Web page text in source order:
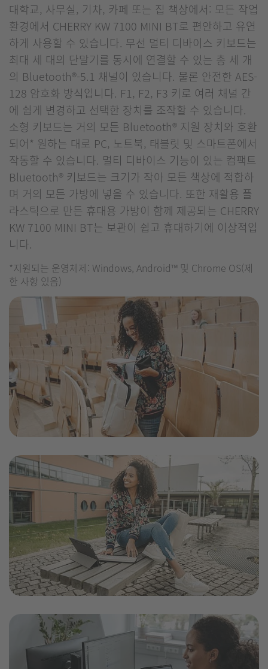
대학교, 사무실, 기차, 카페 또는 집 책상에서: 모든 작업
환경에서 CHERRY KW 7100 MINI BT로 편안하고 유연
하게 사용할 수 있습니다. 무선 멀티 디바이스 키보드는
최대 세 대의 단말기를 동시에 연결할 수 있는 총 세 개
의 Bluetooth®-5.1 채널이 있습니다. 물론 안전한 AES-
128 암호화 방식입니다. F1, F2, F3 키로 여러 채널 간
에 쉽게 변경하고 선택한 장치를 조작할 수 있습니다.
소형 키보드는 거의 모든 Bluetooth® 지원 장치와 호환
되어* 원하는 대로 PC, 노트북, 태블릿 및 스마트폰에서
작동할 수 있습니다. 멀티 디바이스 기능이 있는 컴팩트
Bluetooth® 키보드는 크기가 작아 모든 책상에 적합하
며 거의 모든 가방에 넣을 수 있습니다. 또한 재활용 플
라스틱으로 만든 휴대용 가방이 함께 제공되는 CHERRY
KW 7100 MINI BT는 보관이 쉽고 휴대하기에 이상적입
니다.
*지원되는 운영체제: Windows, Android™ 및 Chrome OS(제
한 사항 있음)